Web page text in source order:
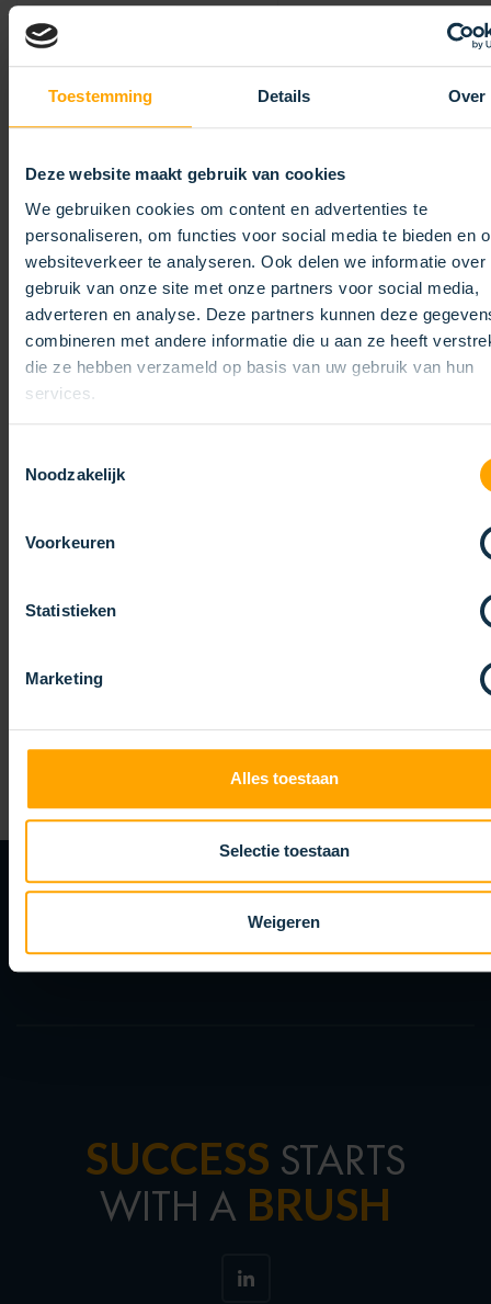
Toestemming Details Over
Deze website maakt gebruik van cookies
We gebruiken cookies om content en advertenties te
personaliseren, om functies voor social media te bieden en
websiteverkeer te analyseren. Ook delen we informatie over
gebruik van onze site met onze partners voor social media,
adverteren en analyse. Deze partners kunnen deze
combineren met andere informatie die u aan ze heeft
die ze hebben verzameld op basis van uw gebruik van hun
services.
Noodzakelijk
Voorkeuren
Statistieken
Marketing
Alles toestaan
Selectie toestaan
Weigeren
E-MAIL
Bestätigen Sie die E-Mail
IHRE NACHRICHT ODER FRAGE*
Lassen Sie uns wissen, was Sie beschäftigt. Haben Sie eine Frage
an uns? Stellen Sie sie uns einfach.
Ich bin mit den
MIS NIETS VANKOTI
Blijf op de hoogte van alle borstelactualiteiten
SUCCESS STARTS
WITH A BRUSH